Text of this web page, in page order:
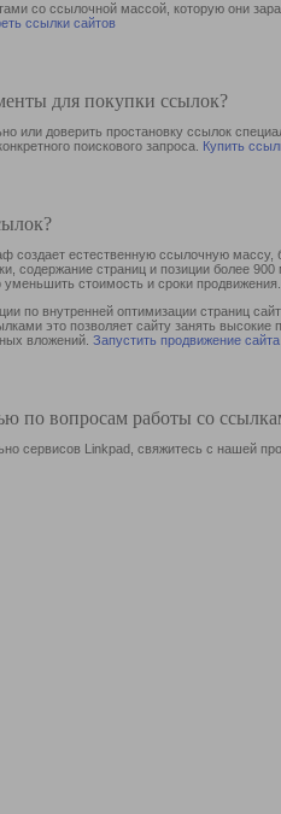
со ссылочной массой, которую они
ссылки сайтов
для покупки ссылок?
или доверить простановку ссылок
поискового запроса. Купить
создает естественную ссылочную
содержание страниц и позиции более
стоимость и сроки продвижения.
по внутренней оптимизации страниц
это позволяет сайту занять
вложений. Запустить продвижение сайта
по вопросам работы со
сервисов Linkpad, свяжитесь с нашей